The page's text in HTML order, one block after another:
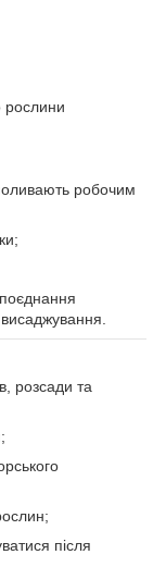
рослини
робочим
розсади та
після